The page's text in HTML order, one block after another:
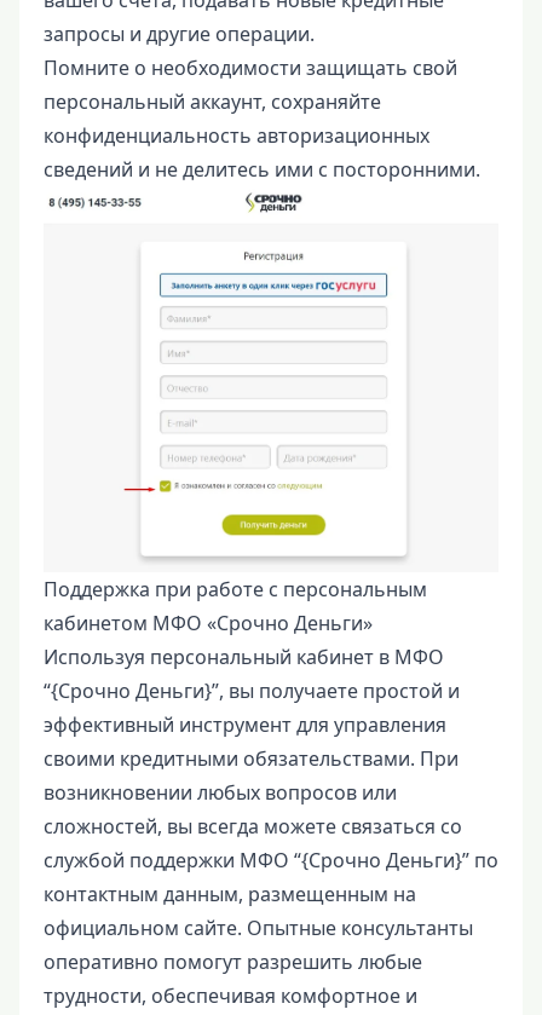
запросы и другие операции.
Помните о необходимости защищать свой
персональный аккаунт, сохраняйте
конфиденциальность авторизационных
сведений и не делитесь ими с посторонними.
Поддержка при работе с персональным
кабинетом МФО «Срочно Деньги»
Используя персональный кабинет в МФО
“{Срочно Деньги}”, вы получаете простой и
эффективный инструмент для управления
своими кредитными обязательствами. При
возникновении любых вопросов или
сложностей, вы всегда можете связаться со
службой поддержки МФО “{Срочно Деньги}” по
контактным данным, размещенным на
официальном сайте. Опытные консультанты
оперативно помогут разрешить любые
трудности, обеспечивая комфортное и